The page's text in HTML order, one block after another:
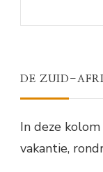
DE ZUID-
In deze
vakantie,